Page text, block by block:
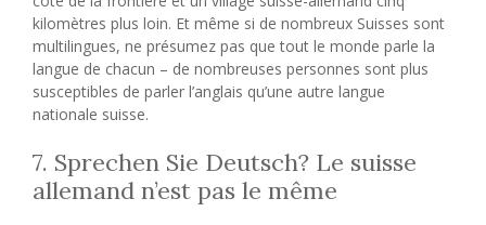
kilomètres plus loin. Et même si de nombreux Suisses sont
multilingues, ne présumez pas que tout le monde parle la
langue de chacun – de nombreuses personnes sont plus
susceptibles de parler l’anglais qu’une autre langue
nationale suisse.
7. Sprechen Sie Deutsch? Le suisse
allemand n’est pas le même